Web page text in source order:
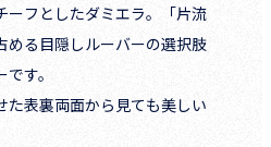
ーフとしたダミエラ。「片流
める目隠しルーバーの選択肢
す。
た表裏両面から見ても美しい